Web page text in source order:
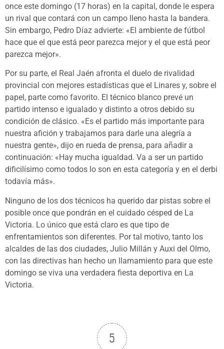
once este domingo (17 horas) en la capital, donde le espera
un rival que contará con un campo lleno hasta la bandera.
Sin embargo, Pedro Díaz advierte: «El ambiente de fútbol
hace que el que está peor parezca mejor y el que está peor
parezca mejor».
Por su parte, el Real Jaén afronta el duelo de rivalidad
provincial con mejores estadísticas que el Linares y, sobre el
papel, parte como favorito. El técnico blanco prevé un
partido intenso e igualado y distinto a otros debido su
condición de clásico. «Es el partido más importante para
nuestra afición y trabajamos para darle una alegría a
nuestra gente», dijo en rueda de prensa, para añadir a
continuación: «Hay mucha igualdad. Va a ser un partido
dificilísimo como todos lo son en esta categoría y en el derbi
todavía más».
Ninguno de los dos técnicos ha querido dar pistas sobre el
posible once que pondrán en el cuidado césped de La
Victoria. Lo único que está claro es que tipo de
enfrentamientos son diferentes. Por tal motivo, tanto los
alcaldes de las dos ciudades, Julio Millán y Auxi del Olmo,
con las directivas han hecho un llamamiento para que este
domingo se viva una verdadera fiesta deportiva en La
Victoria.
5